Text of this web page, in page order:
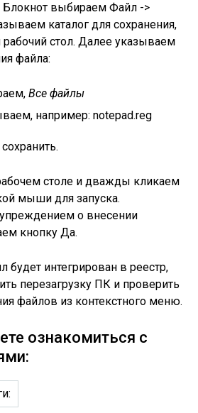
выбираем Файл ->
каталог для сохранения,
стол. Далее указываем
файла:
Все файлы
например: notepad.reg
столе и дважды кликаем
мыши для запуска.
о внесении
кнопку Да.
будет интегрирован в реестр,
перезагрузку ПК и проверить
файлов из контекстного меню.
ознакомиться с